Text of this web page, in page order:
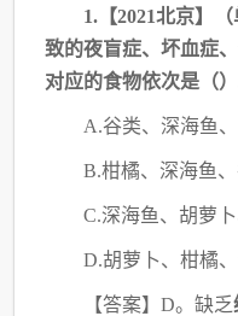
1.【2021北京】
致的夜盲症、坏血症
对应的食物依次是（）
A.谷类、深海鱼
B.柑橘、深海鱼
C.深海鱼、胡萝
D.胡萝卜、柑橘
【答案】D。缺乏